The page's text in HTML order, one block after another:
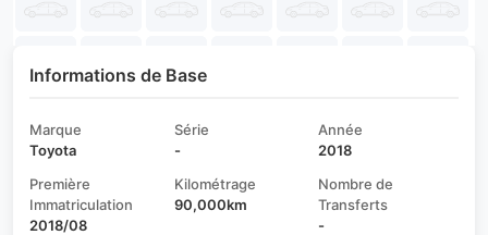
Informations de Base
Marque
Toyota
Série
-
Année
2018
Première
Immatriculation
2018/08
Kilométrage
90,000km
Nombre de
Transferts
-